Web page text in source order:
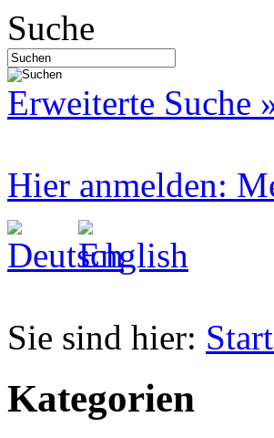
Suche
Erweiterte Suche
Hier anmelden:
Sie sind hier:
Kategorien